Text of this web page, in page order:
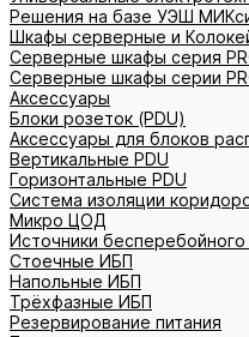
Решения на базе УЭШ
Шкафы серверные и
Серверные шкафы серия
Серверные шкафы серии
Аксессуары
Блоки розеток (PDU)
Аксессуары для блоков
Вертикальные PDU
Горизонтальные PDU
Система изоляции
Микро ЦОД
Источники бесперебойного
Стоечные ИБП
Напольные ИБП
Трёхфазные ИБП
Резервирование питания